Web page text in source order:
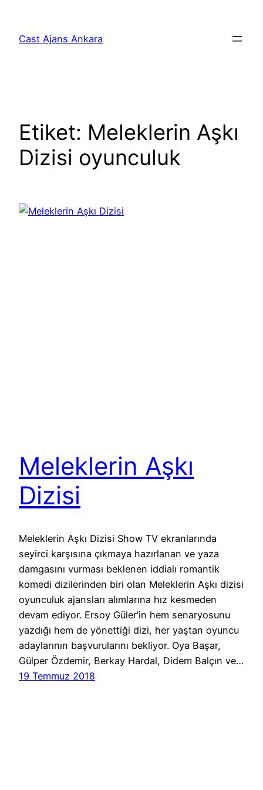
Cast Ajans Ankara
Etiket: Meleklerin Aşkı
Dizisi oyunculuk
Meleklerin Aşkı
Dizisi
Meleklerin Aşkı Dizisi Show TV ekranlarında
seyirci karşısına çıkmaya hazırlanan ve yaza
damgasını vurması beklenen iddialı romantik
komedi dizilerinden biri olan Meleklerin Aşkı dizisi
oyunculuk ajansları alımlarına hız kesmeden
devam ediyor. Ersoy Güler’in hem senaryosunu
yazdığı hem de yönettiği dizi, her yaştan oyuncu
adaylarının başvurularını bekliyor. Oya Başar,
Gülper Özdemir, Berkay Hardal, Didem Balçın ve…
19 Temmuz 2018